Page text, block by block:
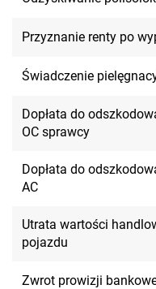
Przyznanie renty po
Świadczenie
Dopłata do
OC sprawcy
Dopłata do
AC
Utrata wartości
pojazdu
Zwrot prowizji